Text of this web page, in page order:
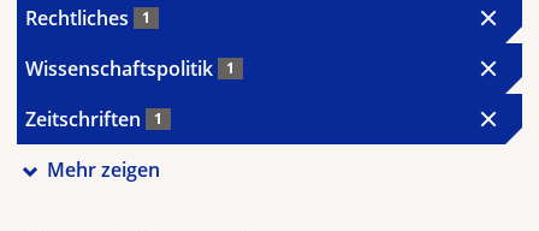
Rechtliches 1
Wissenschaftspolitik 1
Zeitschriften 1
Mehr zeigen